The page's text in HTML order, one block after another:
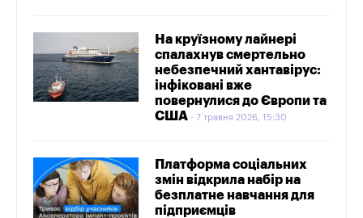
На круїзному лайнері
спалахнув смертельно
небезпечний хантавірус:
інфіковані вже
повернулися до Європи та
США
7 травня 2026, 15:30
Платформа соціальних
змін відкрила набір на
безплатне навчання для
підприємців